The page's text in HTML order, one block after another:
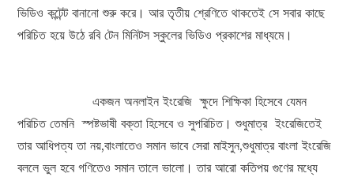
ভিডিও কন্টেন্ট বানানো শুরু করে। আর তৃতীয় শ্রেণিতে থাকতেই সে সবার কাছে
পরিচিত হয়ে উঠে রবি টেন মিনিটস স্কুলের ভিডিও প্রকাশের মাধ্যমে।
একজন অনলাইন ইংরেজি ক্ষুদে শিক্ষিকা হিসেবে যেমন
পরিচিত তেমনি স্পষ্টভাষী বক্তা হিসেবে ও সুপরিচিত। শুধুমাত্র ইংরেজিতেই
তার আধিপত্য তা নয়,বাংলাতেও সমান ভাবে সেরা মাইসুন,শুধুমাত্র বাংলা ইংরেজি
বললে ভুল হবে গণিতেও সমান তালে ভালো। তার আরো কতিপয় গুণের মধ্যে